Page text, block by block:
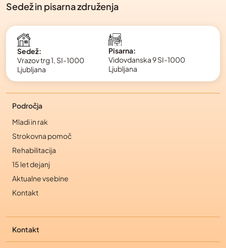
Sedež in pisarna združenja
Sedež:
Vrazov trg 1, SI-1000
Ljubljana
Pisarna:
Vidovdanska 9 SI-1000
Ljubljana
Področja
Mladi in rak
Strokovna pomoč
Rehabilitacija
15 let dejanj
Aktualne vsebine
Kontakt
Kontakt